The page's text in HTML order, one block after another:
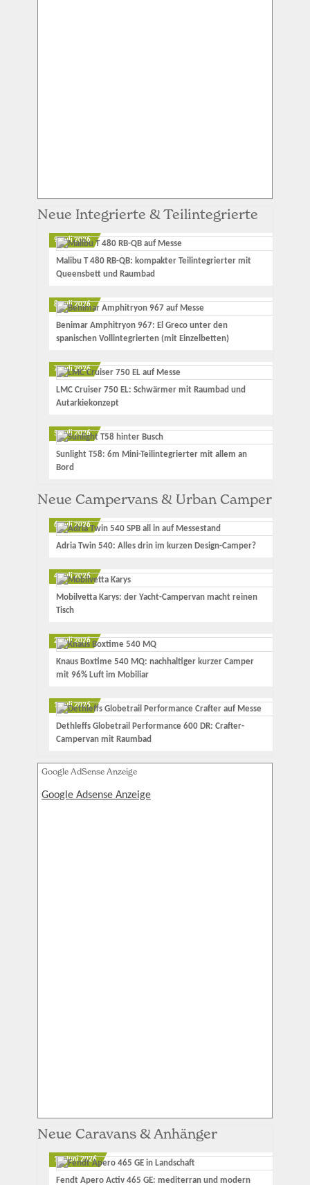
Neue Integrierte & Teilintegrierte
9. Juli 2026
Malibu T 480 RB-QB: kompakter Teilintegrierter mit
Queensbett und Raumbad
8. Juli 2026
Benimar Amphitryon 967: El Greco unter den
spanischen Vollintegrierten (mit Einzelbetten)
7. Juli 2026
LMC Cruiser 750 EL: Schwärmer mit Raumbad und
Autarkiekonzept
5. Juli 2026
Sunlight T58: 6m Mini-Teilintegrierter mit allem an
Bord
Neue Campervans & Urban Camper
6. Juli 2026
Adria Twin 540: Alles drin im kurzen Design-Camper?
4. Juli 2026
Mobilvetta Karys: der Yacht-Campervan macht reinen
Tisch
2. Juli 2026
Knaus Boxtime 540 MQ: nachhaltiger kurzer Camper
mit 96% Luft im Mobiliar
1. Juli 2026
Dethleffs Globetrail Performance 600 DR: Crafter-
Campervan mit Raumbad
Google AdSense Anzeige
Google Adsense Anzeige
Neue Caravans & Anhänger
12. Juni 2026
Fendt Apero Activ 465 GE: mediterran und modern